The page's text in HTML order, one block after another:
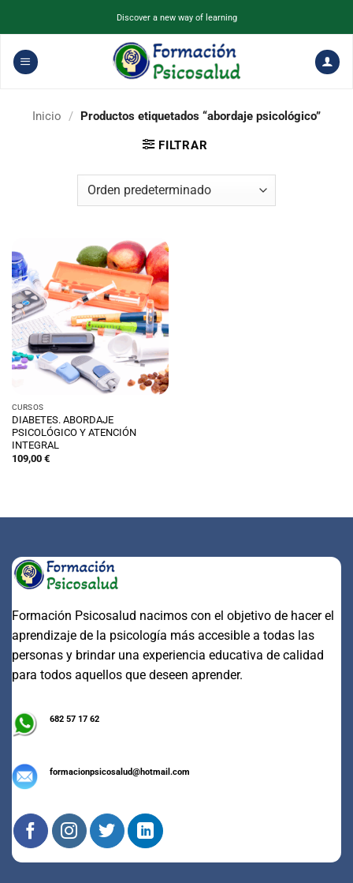
contenido
Discover a new way of learning
Inicio / Productos etiquetados “abordaje psicológico”
FILTRAR
CURSOS
DIABETES. ABORDAJE
PSICOLÓGICO Y ATENCIÓN
INTEGRAL
109,00 €
Formación Psicosalud nacimos con el objetivo de hacer el
aprendizaje de la psicología más accesible a todas las
personas y brindar una experiencia educativa de calidad
para todos aquellos que deseen aprender.
682 57 17 62
formacionpsicosalud@hotmail.com